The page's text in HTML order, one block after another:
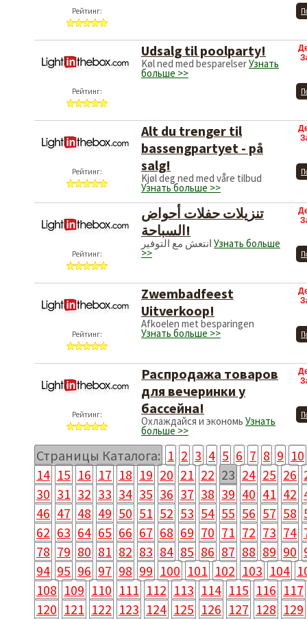
Рейтинг:
Рейтинг:
Udsalg til poolparty!
Køl ned med besparelserУзнать
больше >>
Рейтинг:
Alt du trenger til
bassengpartyet - på
salg!
Kjøl deg ned med våre tilbud
Узнать больше >>
Рейтинг:
تنزيلات حفلات أحواض
السباحة!
Узнать больше
>>
Рейтинг:
Zwembadfeest
Uitverkoop!
Afkoelen met besparingen
Узнать больше >>
Рейтинг:
Распродажа товаров
для вечеринки у
бассейна!
Охлаждайся и экономь Узнать
больше >>
Страницы Каталога: 1 2 3 4 5 6 7 8 9 10
14 15 16 17 18 19 20 21 22 23 24 25 26
30 31 32 33 34 35 36 37 38 39 40 41 42
46 47 48 49 50 51 52 53 54 55 56 57 58
62 63 64 65 66 67 68 69 70 71 72 73 74
78 79 80 81 82 83 84 85 86 87 88 89 90
94 95 96 97 98 99 100 101 102 103 104
108 109 110 111 112 113 114 115 116 117
120 121 122 123 124 125 126 127 128 129